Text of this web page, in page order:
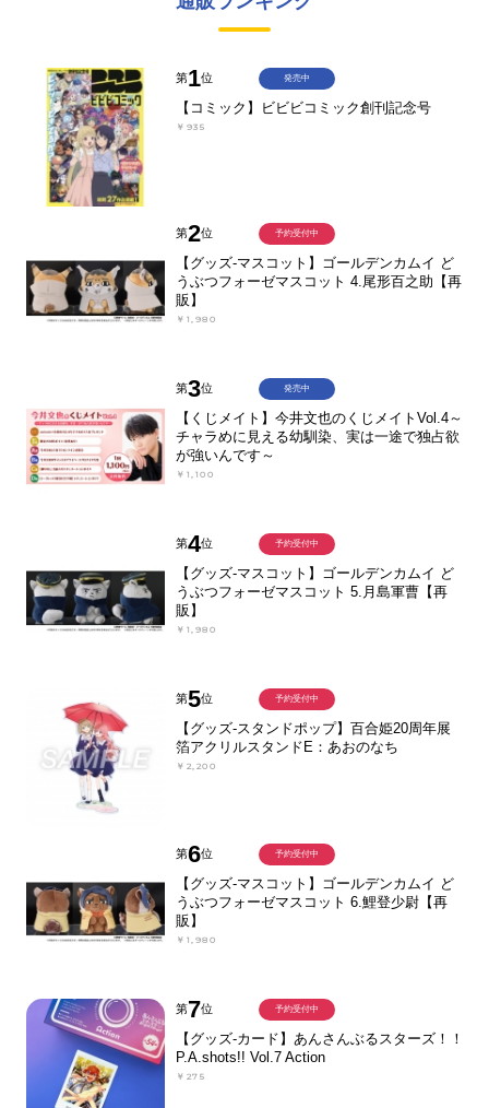
第1位
【コミック】ビビビコミック創刊記念号
￥935
発売中
第2位
【グッズ-マスコット】ゴールデンカムイ ど
うぶつフォーゼマスコット 4.尾形百之助【再
販】
￥1,980
予約受付中
第3位
【くじメイト】今井文也のくじメイトVol.4～
チャラめに見える幼馴染、実は一途で独占欲
が強いんです～
￥1,100
発売中
第4位
【グッズ-マスコット】ゴールデンカムイ ど
うぶつフォーゼマスコット 5.月島軍曹【再
販】
￥1,980
予約受付中
第5位
【グッズ-スタンドポップ】百合姫20周年展
箔アクリルスタンドE：あおのなち
￥2,200
予約受付中
第6位
【グッズ-マスコット】ゴールデンカムイ ど
うぶつフォーゼマスコット 6.鯉登少尉【再
販】
￥1,980
予約受付中
第7位
【グッズ-カード】あんさんぶるスターズ！！
P.A.shots!! Vol.7 Action
￥275
予約受付中